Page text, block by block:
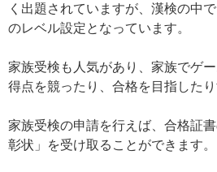
く出題されていますが、漢検の中
のレベル設定となっています。
家族受検も人気があり、家族でゲ
得点を競ったり、合格を目指した
家族受検の申請を行えば、合格証
彰状」を受け取ることができます。